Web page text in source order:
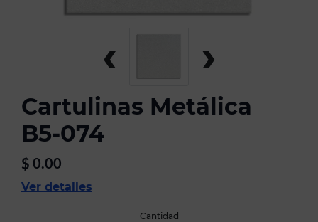
‹ ›
Cartulinas Metálica
B5-074
$ 0.00
Ver detalles
Cantidad